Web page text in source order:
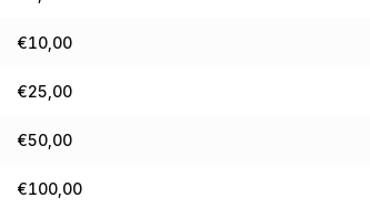
€10,00
€25,00
€50,00
€100,00